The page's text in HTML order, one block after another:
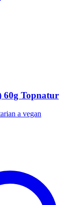
60g Topnatur
a vegan